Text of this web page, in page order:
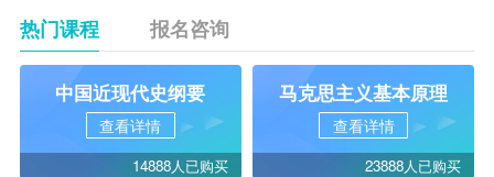
热门课程 报名咨询
中国近现代史纲要
查看详情
14888人已购买
马克思主义基本原理
查看详情
23888人已购买